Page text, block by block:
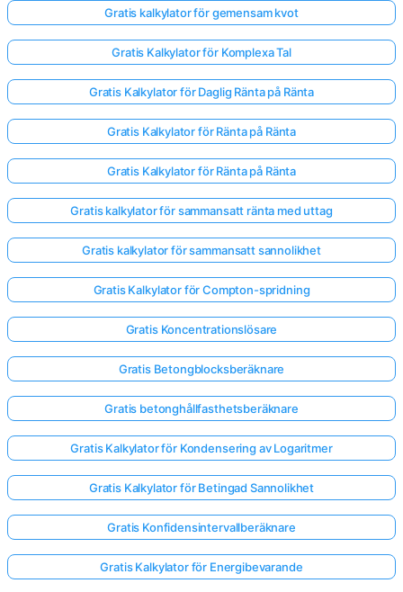
Gratis kalkylator för gemensam kvot
Gratis Kalkylator för Komplexa Tal
Gratis Kalkylator för Daglig Ränta på Ränta
Gratis Kalkylator för Ränta på Ränta
Gratis Kalkylator för Ränta på Ränta
Gratis kalkylator för sammansatt ränta med uttag
Gratis kalkylator för sammansatt sannolikhet
Gratis Kalkylator för Compton-spridning
Gratis Koncentrationslösare
Gratis Betongblocksberäknare
Gratis betonghållfasthetsberäknare
Gratis Kalkylator för Kondensering av Logaritmer
Gratis Kalkylator för Betingad Sannolikhet
Gratis Konfidensintervallberäknare
Gratis Kalkylator för Energibevarande